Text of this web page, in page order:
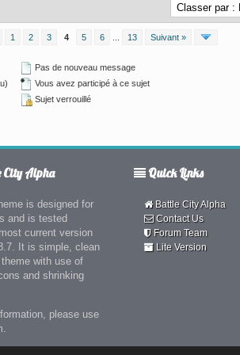
1 2 3 4 5 6 13 Suivant »
Pas de nouveau message
Vous avez participé à ce sujet
Sujet verrouillé
City Alpha
is designed for
and is tested
current version
It is simple, clean
with use of
and shrinking
please use
Quick Links
Battle City Alpha
Contact Us
Forum Team
Lite Version